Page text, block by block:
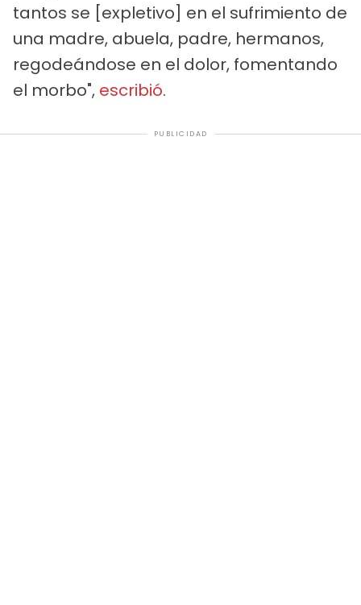
tantos se [expletivo] en el sufrimiento de
una madre, abuela, padre, hermanos,
regodeándose en el dolor, fomentando
el morbo", escribió.
PUBLICIDAD